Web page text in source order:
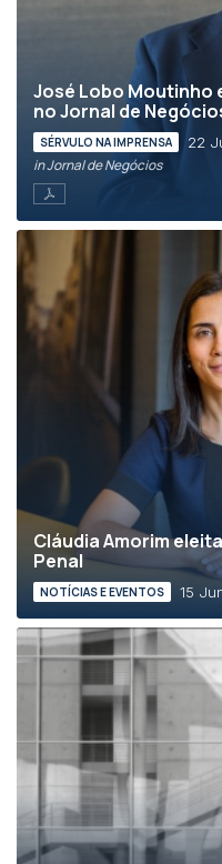
José Lobo Moutinho
no Jornal de
SÉRVULO NA IMPRENSA 22
in Jornal de Negócios
Cláudia Amorim
Penal
NOTÍCIAS E EVENTOS 15